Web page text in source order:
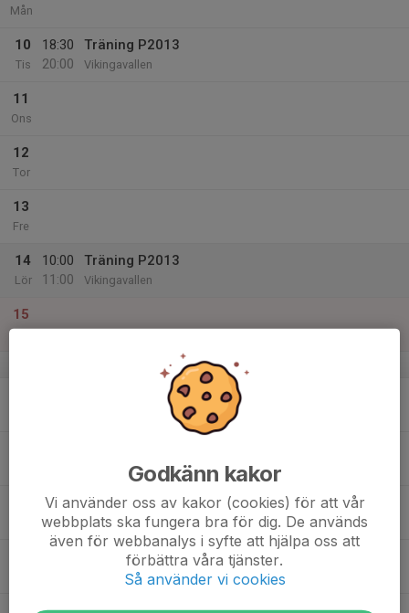
Mån
10
Tis
18:30
20:00
Träning P2013
Vikingavallen
11
Ons
12
Tor
13
Fre
14
Lör
10:00
11:00
Träning P2013
Vikingavallen
15
Sön
v.51
VikingavallenGodkänn kakor
Vi använder oss av kakor (cookies) för att vår
webbplats ska fungera bra för dig. De används
även för webbanalys i syfte att hjälpa oss att
förbättra våra tjänster.
Så använder vi cookies